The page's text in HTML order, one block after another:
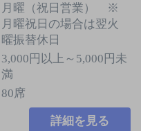
月曜（祝日営業） ※
月曜祝日の場合は翌火
曜振替休日
3,000円以上～5,000円未
満
80席
詳細を見る